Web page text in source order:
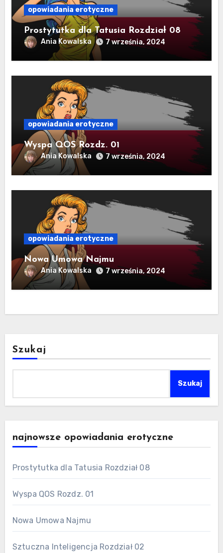
opowiadania erotyczne
Prostytutka dla Tatusia Rozdział 08
Ania Kowalska 7 września, 2024
opowiadania erotyczne
Wyspa QOS Rozdz. 01
Ania Kowalska 7 września, 2024
opowiadania erotyczne
Nowa Umowa Najmu
Ania Kowalska 7 września, 2024
Szukaj
Szukaj
najnowsze opowiadania erotyczne
Prostytutka dla Tatusia Rozdział 08
Wyspa QOS Rozdz. 01
Nowa Umowa Najmu
Sztuczna Inteligencja Rozdział 02